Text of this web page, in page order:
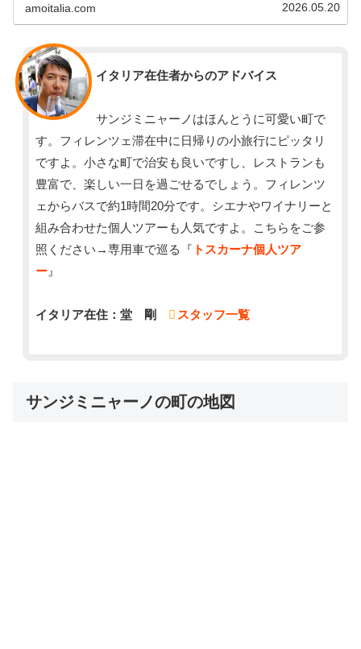
amoitalia.com 2026.05.20
イタリア在住者からのアドバイス
サンジミニャーノはほんとうに可愛い町で
す。フィレンツェ滞在中に日帰りの小旅行にピッタリ
ですよ。小さな町で治安も良いですし、レストランも
豊富で、楽しい一日を過ごせるでしょう。フィレンツ
ェからバスで約1時間20分です。シエナやワイナリーと
組み合わせた個人ツアーも人気ですよ。こちらをご参
照ください→専用車で巡る『 トスカーナ個人ツア
ー』
イタリア在住：堂 剛 スタッフ一覧
サンジミニャーノの町の地図